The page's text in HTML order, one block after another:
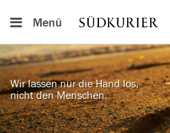
Menü
Wir lassen nur die Hand los,
nicht den Menschen.